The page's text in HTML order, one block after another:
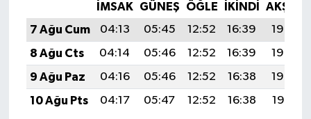
İMSAK GÜNEŞ ÖĞLE İKINDI
AKŞAM
7 Ağu Cum
04:13 05:45 12:52 16:39
19:50
8 Ağu Cts
04:14 05:46 12:52 16:39
19:49
9 Ağu Paz
04:16 05:46 12:52 16:38
19:48
10 Ağu Pts
04:17 05:47 12:52 16:38 19:47